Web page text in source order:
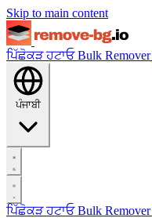
Skip to main content
ਪਿੱਛੋਕੜ ਹਟਾਓBulk Remover
ਪੰਜਾਬੀ
ਪਿੱਛੋਕੜ ਹਟਾਓBulk Remover